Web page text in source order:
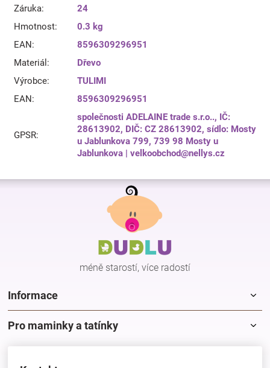
Záruka:
24
Hmotnost:
0.3 kg
EAN:
8596309296951
Materiál :
Dřevo
Výrobce:
TULIMI
EAN: 8596309296951
GPSR:
společnosti ADELAINE trade s.r.o.., IČ:
28613902, DIČ: CZ 28613902, sídlo: Mosty
u Jablunkova 799, 739 98 Mosty u
Jablunkova | velkoobchod@nellys.cz
Z
méně starostí, více radostí
Informace
Pro maminky a tatínky